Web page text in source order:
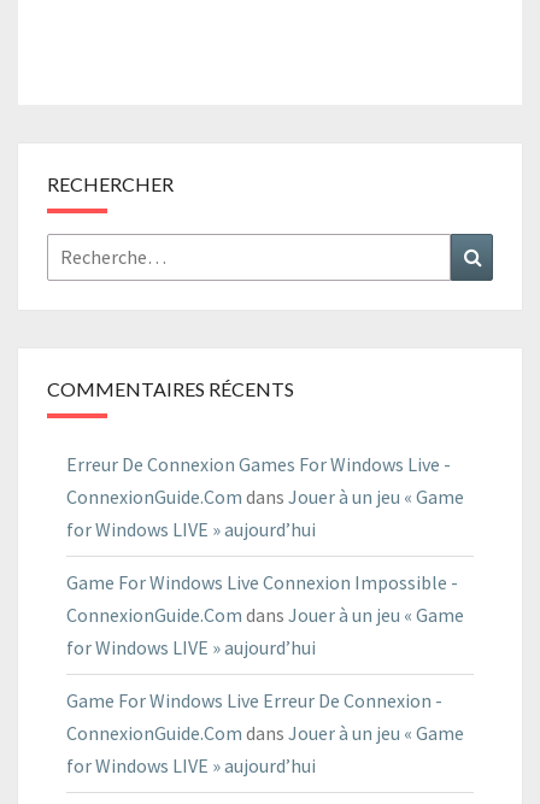
RECHERCHER
Rechercher :
COMMENTAIRES RÉCENTS
Erreur De Connexion Games For Windows Live -
ConnexionGuide.Com dans Jouer à un jeu « Game
for Windows LIVE » aujourd’hui
Game For Windows Live Connexion Impossible -
ConnexionGuide.Com dans Jouer à un jeu « Game
for Windows LIVE » aujourd’hui
Game For Windows Live Erreur De Connexion -
ConnexionGuide.Com dans Jouer à un jeu « Game
for Windows LIVE » aujourd’hui